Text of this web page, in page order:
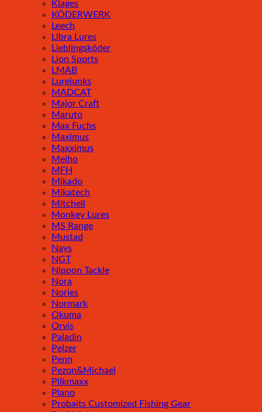
Klages
KÖDERWERK
Leech
Libra Lures
Lieblingsköder
Lion Sports
LMAB
Lurejunks
MADCAT
Major Craft
Maruto
Max Fuchs
Maximus
Maxximus
Meiho
MFH
Mikado
Mikatech
Mitchell
Monkey Lures
MS Range
Mustad
Nays
NGT
Nippon Tackle
Nora
Nories
Normark
Okuma
Orvis
Paladin
Pelzer
Penn
Pezon&Michael
Pilkmaxx
Plano
Probaits Customized Fishing Gear